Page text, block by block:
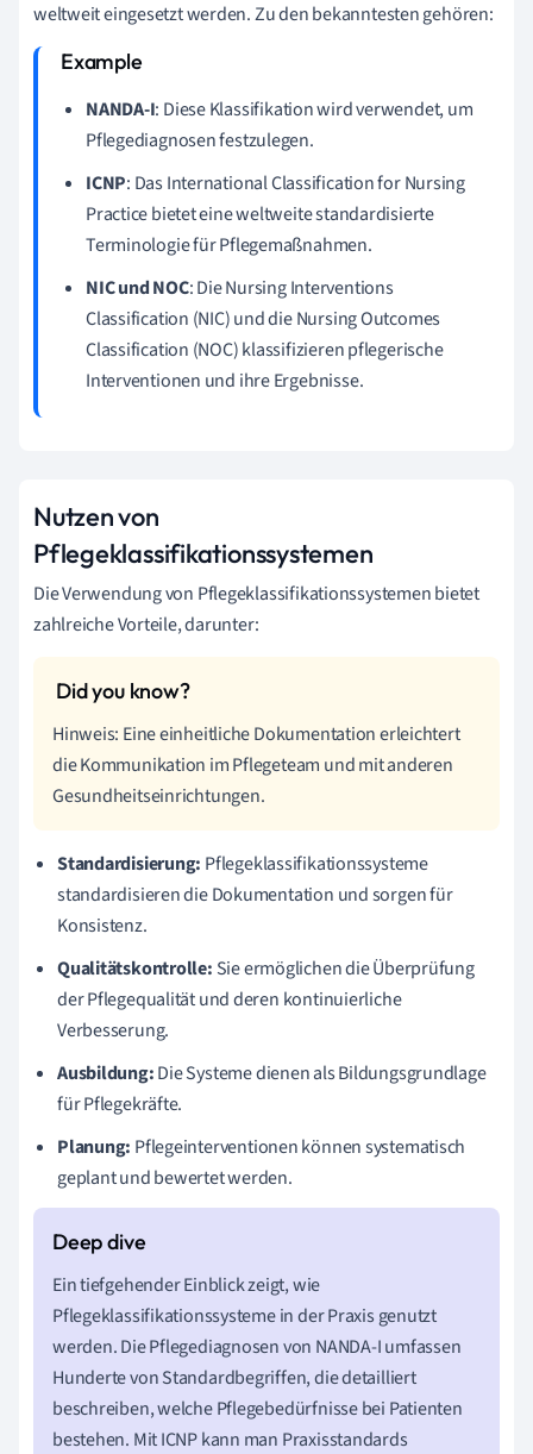
weltweit eingesetzt werden. Zu den bekanntesten gehören:
NANDA-I: Diese Klassifikation wird verwendet, um
Pflegediagnosen festzulegen.
ICNP: Das International Classification for Nursing
Practice bietet eine weltweite standardisierte
Terminologie für Pflegemaßnahmen.
NIC und NOC: Die Nursing Interventions
Classification (NIC) und die Nursing Outcomes
Classification (NOC) klassifizieren pflegerische
Interventionen und ihre Ergebnisse.
Nutzen von
Pflegeklassifikationssystemen
Die Verwendung von Pflegeklassifikationssystemen bietet
zahlreiche Vorteile, darunter:
Hinweis: Eine einheitliche Dokumentation erleichtert
die Kommunikation im Pflegeteam und mit anderen
Gesundheitseinrichtungen.
Standardisierung: Pflegeklassifikationssysteme
standardisieren die Dokumentation und sorgen für
Konsistenz.
Qualitätskontrolle: Sie ermöglichen die Überprüfung
der Pflegequalität und deren kontinuierliche
Verbesserung.
Ausbildung:Die Systeme dienen als Bildungsgrundlage
für Pflegekräfte.
Planung: Pflegeinterventionen können systematisch
geplant und bewertet werden.
Ein tiefgehender Einblick zeigt, wie
Pflegeklassifikationssysteme in der Praxis genutzt
werden. Die Pflegediagnosen von NANDA-I umfassen
Hunderte von Standardbegriffen, die detailliert
beschreiben, welche Pflegebedürfnisse bei Patienten
bestehen. Mit ICNP kann man Praxisstandards